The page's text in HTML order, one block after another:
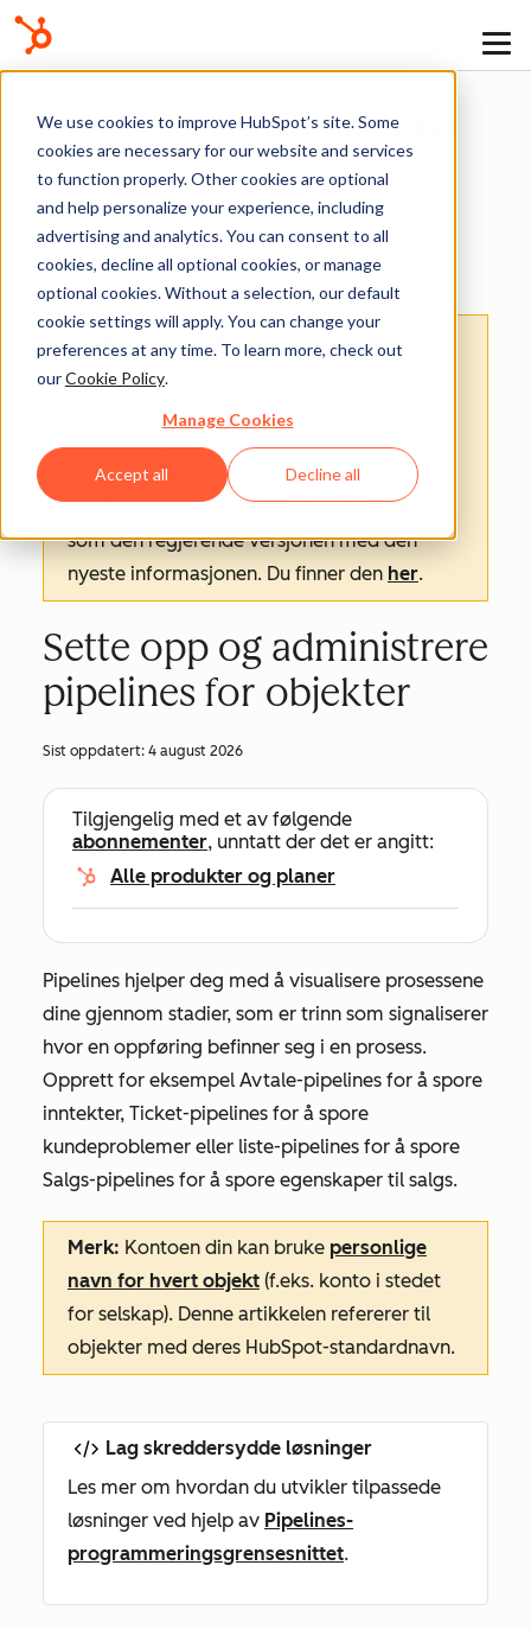
We use cookies to improve HubSpot’s site. Some
cookies are necessary for our website and services
to function properly. Other cookies are optional
and help personalize your experience, including
advertising and analytics. You can consent to all
cookies, decline all optional cookies, or manage
optional cookies. Without a selection, our default
cookie settings will apply. You can change your
preferences at any time. To learn more, check out
ourCookie Policy.
Manage Cookies
Accept all Decline all
Kunnskapsdatabase
Objektinnstillinger
: Denne artikkelen er oversatt av
praktiske årsaker. Oversettelsen opprettes
sikkert at den er korrekturlest. Den engelske
versjonen av denne artikkelen skal regnes
som den regjerende versjonen med den
nyeste informasjonen. Du finner den her.
Sette opp og administrere
pipelines for objekter
Sist oppdatert: 4 august 2026
Tilgjengelig med et av følgende
abonnementer, unntatt der det er angitt:
Alle produkter og planer
Pipelines hjelper deg med å visualisere prosessene
dine gjennom stadier, som er trinn som signaliserer
hvor en oppføring befinner seg i en prosess.
Opprett for eksempel Avtale-pipelines for å spore
inntekter, Ticket-pipelines for å spore
kundeproblemer eller liste-pipelines for å spore
Salgs-pipelines for å spore egenskaper til salgs.
Merk: Kontoen din kan bruke personlige
navn for hvert objekt (f.eks. konto i stedet
for selskap). Denne artikkelen refererer til
objekter med deres HubSpot-standardnavn.
Lag skreddersydde løsninger
Les mer om hvordan du utvikler tilpassede
løsninger ved hjelp av Pipelines-
programmeringsgrensesnittet.